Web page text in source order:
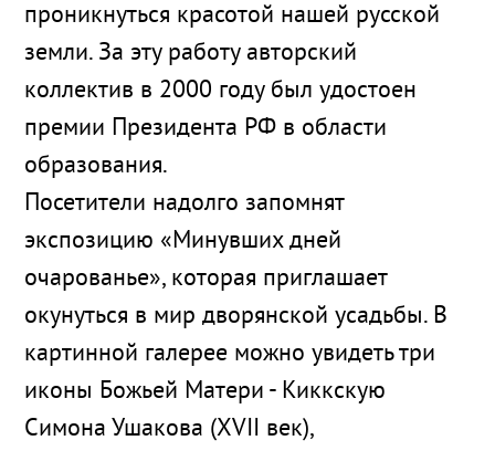
проникнуться красотой нашей русской
земли. За эту работу авторский
коллектив в 2000 году был удостоен
премии Президента РФ в области
образования.
Посетители надолго запомнят
экспозицию «Минувших дней
очарованье», которая приглашает
окунуться в мир дворянской усадьбы. В
картинной галерее можно увидеть три
иконы Божьей Матери - Киккскую
Симона Ушакова (XVII век),